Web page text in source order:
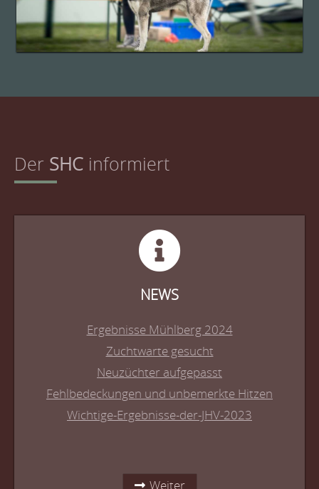
Der SHC informiert
NEWS
Ergebnisse Mühlberg 2024
Zuchtwarte gesucht
Neuzüchter aufgepasst
Fehlbedeckungen und unbemerkte Hitzen
Wichtige-Ergebnisse-der-JHV-2023
Weiter